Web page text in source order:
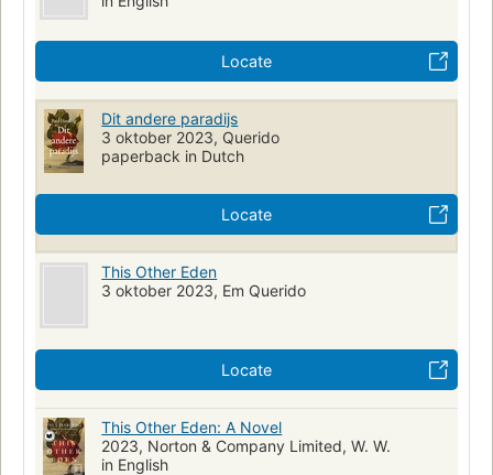
Locate
Dit andere paradijs
3 oktober 2023, Querido
paperback in Dutch
Locate
This Other Eden
3 oktober 2023, Em Querido
Locate
This Other Eden: A Novel
2023, Norton & Company Limited, W. W.
in English